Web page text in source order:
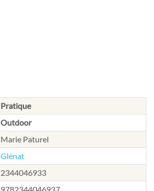
Pratique
Outdoor
Marie Paturel
Glénat
2344046933